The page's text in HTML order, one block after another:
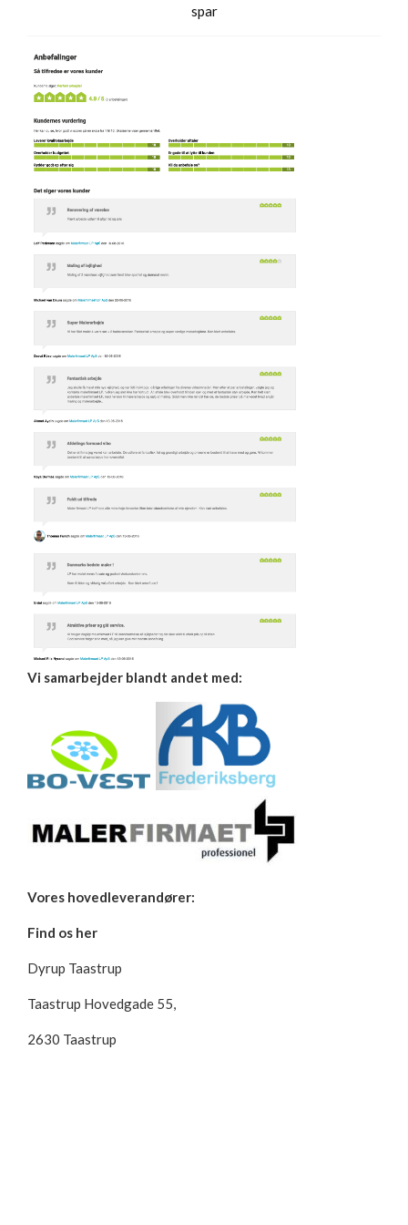
spar‎
Vi samarbejder blandt andet med:
Vores hovedleverandører:
Find os her
Dyrup Taastrup
Taastrup Hovedgade 55,
2630 Taastrup